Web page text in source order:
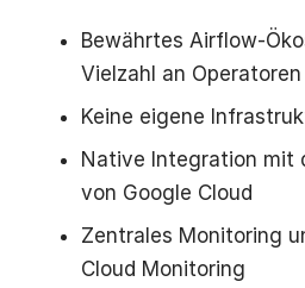
Bewährtes Airflow-
Vielzahl an Operatoren
Keine eigene
Native Integration mit
von Google Cloud
Zentrales Monitoring
Cloud Monitoring